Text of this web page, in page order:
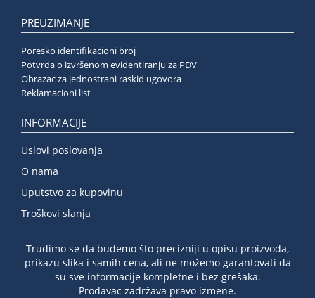
PREUZIMANJE
Poresko identifikacioni broj
Potvrda o izvršenom evidentiranju za PDV
Obrazac za jednostrani raskid ugovora
Reklamacioni list
INFORMACIJE
Uslovi poslovanja
O nama
Uputstvo za kupovinu
Troškovi slanja
Trudimo se da budemo što precizniji u opisu proizvoda,
prikazu slika i samih cena, ali ne možemo garantovati da
su sve informacije kompletne i bez grešaka.
Prodavac zadržava pravo izmene.